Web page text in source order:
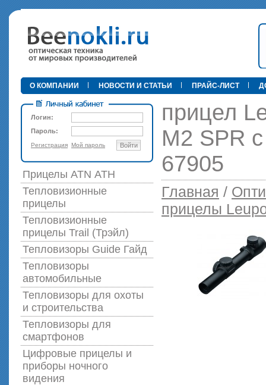
•
О КОМПАНИИ НОВОСТИ И СТАТЬИ ПРАЙС-ЛИСТ
Логин:
Пароль:
Регистрация Мой пароль Войти
Прицелы ATN АТН
Тепловизионные
прицелы
Тепловизионные
прицелы Trail (Трэйл)
Тепловизоры Guide Гайд
Тепловизоры
автомобильные
Тепловизоры для охоты
и строительства
Тепловизоры для
смартфонов
Цифровые прицелы и
приборы ночного
видения
прицел
M2 SPR
67905
Главная /
прицелы